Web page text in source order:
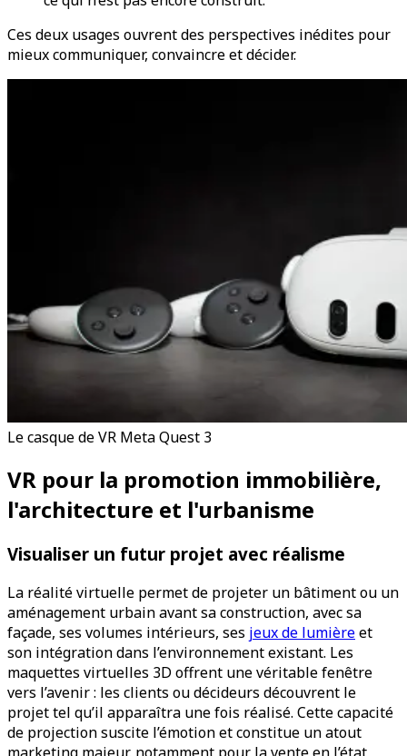
Ces deux usages ouvrent des perspectives inédites pour
mieux communiquer, convaincre et décider.
Le casque de VR Meta Quest 3
VR pour la promotion immobilière,
l'architecture et l'urbanisme
Visualiser un futur projet avec réalisme
La réalité virtuelle permet de projeter un bâtiment ou un
aménagement urbain avant sa construction, avec sa
façade, ses volumes intérieurs, ses jeux de lumièreet
son intégration dans l’environnement existant. Les
maquettes virtuelles 3D offrent une véritable fenêtre
vers l’avenir : les clients ou décideurs découvrent le
projet tel qu’il apparaîtra une fois réalisé. Cette capacité
de projection suscite l’émotion et constitue un atout